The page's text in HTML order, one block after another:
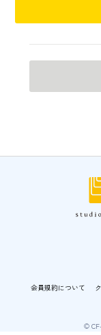
会員規約について
©